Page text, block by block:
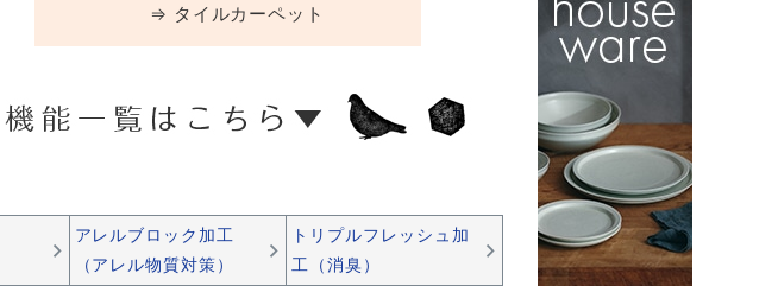
⇒ タイルカーペット
アレルブロック加工
（アレル物質対策）
トリプルフレッシュ加
工（消臭）